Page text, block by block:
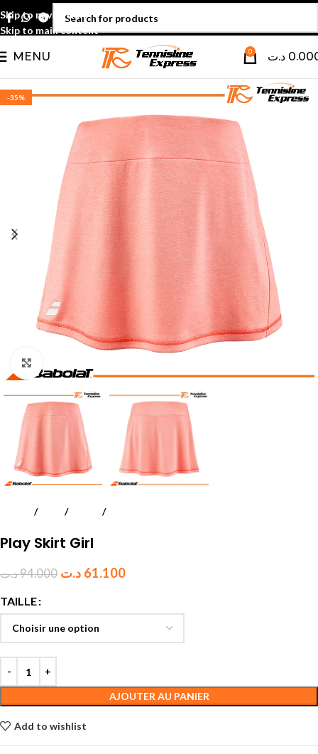
Skip to navigation
Skip to main content
MENU 0 د.ت
-35%
Padel Textile Juniors et enfants
Play Skirt Girl
94.000د.ت 61.100 د.ت
TAILLE
AJOUTER AU PANIER
Add to wishlist